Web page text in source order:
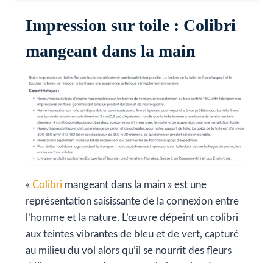
Impression sur toile : Colibri
mangeant dans la main
« Colibri mangeant dans la main » est une
représentation saisissante de la connexion entre
l’homme et la nature. L’œuvre dépeint un colibri
aux teintes vibrantes de bleu et de vert, capturé
au milieu du vol alors qu’il se nourrit des fleurs